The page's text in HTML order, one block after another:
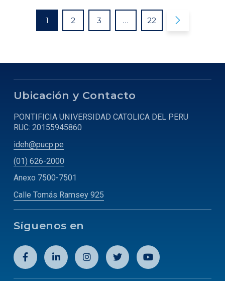
1 2 3 … 22 
Ubicación y Contacto
PONTIFICIA UNIVERSIDAD CATOLICA DEL PERU
RUC: 20155945860
ideh@pucp.pe
(01) 626-2000
Anexo 7500-7501
Calle Tomás Ramsey 925
Síguenos en